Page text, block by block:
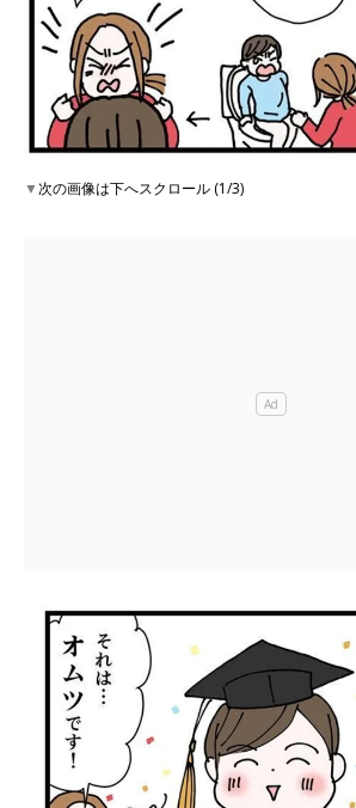
▼次の画像は下へスクロール (1/3)